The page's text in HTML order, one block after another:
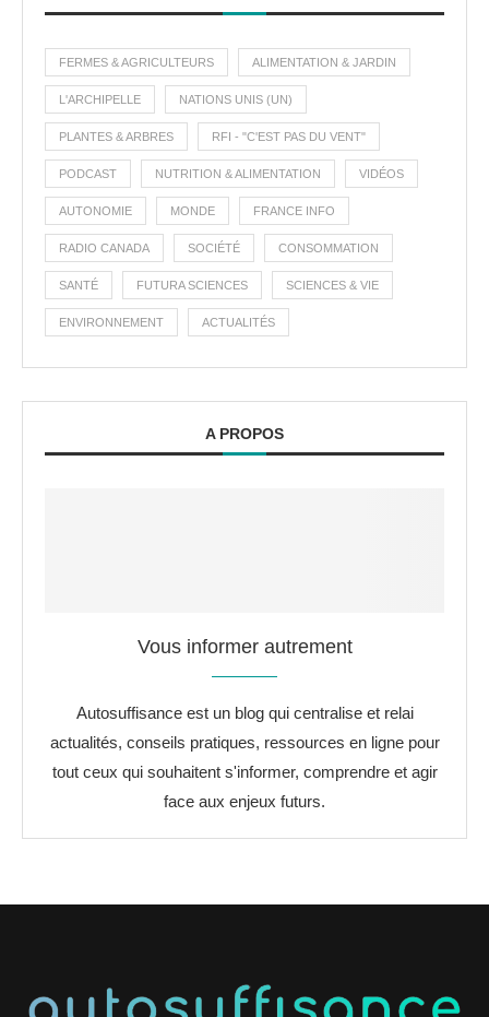
FERMES & AGRICULTEURS ALIMENTATION & JARDIN
L'ARCHIPELLE NATIONS UNIS (UN)
PLANTES & ARBRES RFI - "C'EST PAS DU VENT"
PODCAST NUTRITION & ALIMENTATION VIDÉOS
AUTONOMIE MONDE FRANCE INFO
RADIO CANADA SOCIÉTÉ CONSOMMATION
SANTÉ FUTURA SCIENCES SCIENCES & VIE
ENVIRONNEMENT ACTUALITÉS
A PROPOS
Vous informer autrement
Autosuffisance est un blog qui centralise et relai
actualités, conseils pratiques, ressources en ligne pour
tout ceux qui souhaitent s'informer, comprendre et agir
face aux enjeux futurs.